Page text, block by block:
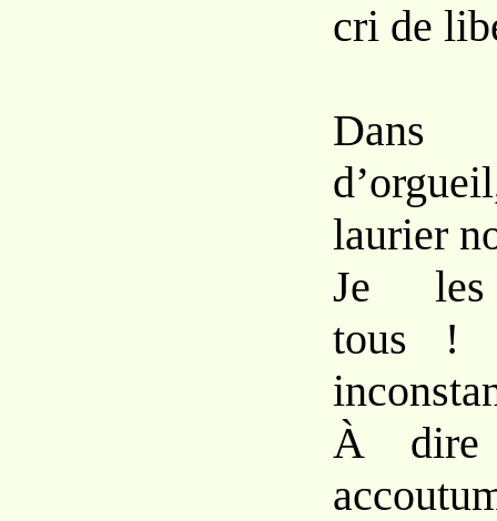
cri de
Dans
laurier
Je les
tous !
À dire